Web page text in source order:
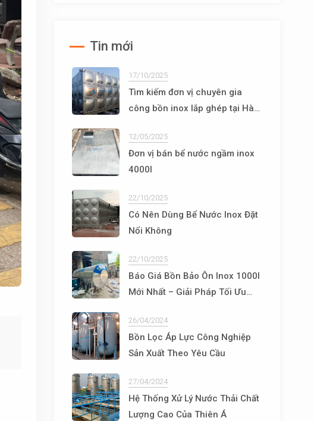
Tin mới
17/10/2025
Tìm kiếm đơn vị chuyên gia
công bồn inox lắp ghép tại Hà
12/05/2025
Đơn vị bán bể nước ngầm inox
4000l
22/10/2025
Có Nên Dùng Bể Nước Inox Đặt
Nổi Không
22/10/2025
Báo Giá Bồn Bảo Ôn Inox 1000l
Mới Nhất – Giải Pháp Tối Ưu
26/04/2024
Bồn Lọc Áp Lực Công Nghiệp
Sản Xuất Theo Yêu Cầu
27/04/2024
Hệ Thống Xử Lý Nước Thải Chất
Lượng Cao Của Thiên Á